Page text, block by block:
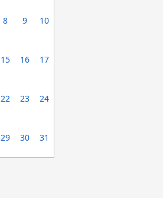
8 9 10
15 16 17
22 23 24
29 30 31